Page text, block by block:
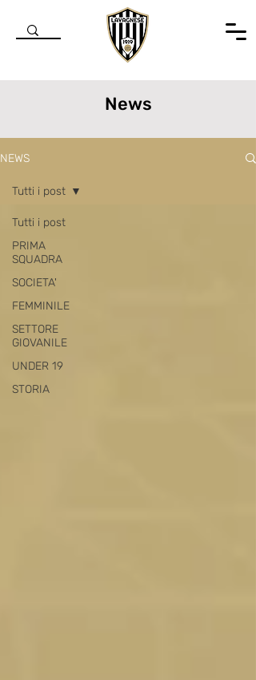
News
NEWS
Tutti i post
PRIMA
SQUADRA
SOCIETA'
FEMMINILE
SETTORE
GIOVANILE
UNDER 19
STORIA
Tutti i post